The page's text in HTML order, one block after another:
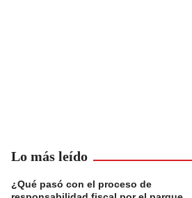
Lo más leído
¿Qué pasó con el proceso de